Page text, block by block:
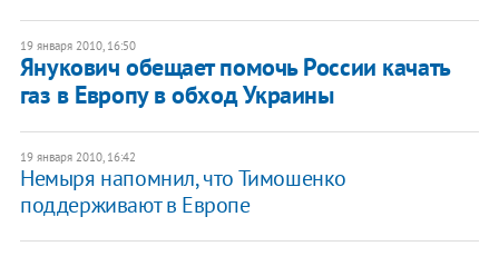
19 января 2010, 16:50
Янукович обещает помочь России качать
газ в Европу в обход Украины
19 января 2010, 16:42
Немыря напомнил, что Тимошенко
поддерживают в Европе